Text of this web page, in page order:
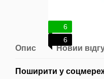
6
6
Опис Новий
Поширити у